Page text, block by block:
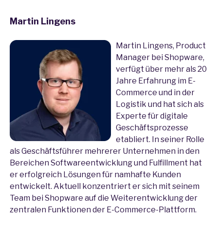
Martin Lingens
Martin Lingens, Product
Manager bei Shopware,
verfügt über mehr als 20
Jahre Erfahrung im E-
Commerce und in der
Logistik und hat sich als
Experte für digitale
Geschäftsprozesse
etabliert. In seiner Rolle
als Geschäftsführer mehrerer Unternehmen in den
Bereichen Softwareentwicklung und Fulfillment hat
er erfolgreich Lösungen für namhafte Kunden
entwickelt. Aktuell konzentriert er sich mit seinem
Team bei Shopware auf die Weiterentwicklung der
zentralen Funktionen der E-Commerce-Plattform.